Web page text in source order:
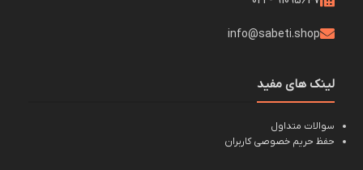
info@sabeti.shop
لینک های مفید
سوالات متداول
حفظ حریم خصوصی کاربران